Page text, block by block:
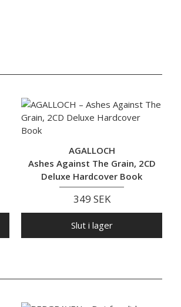
AGALLOCH
Ashes Against The Grain, 2CD
Deluxe Hardcover Book
349 SEK
Slut i lager